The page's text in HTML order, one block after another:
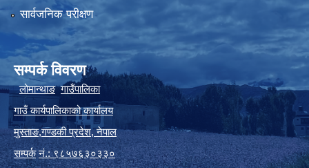
सार्वजनिक परीक्षण
सम्पर्क विवरण
लोमान्थाङ गाउँपालिका
गाउँ कार्यपालिकाको कार्यालय
मुस्ताङ,गण्डकी प्रदेश,नेपाल
सम्पर्क नं.: ९८५७६३०३३०